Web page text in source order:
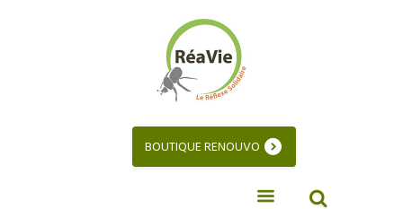
BOUTIQUE RENOUVO